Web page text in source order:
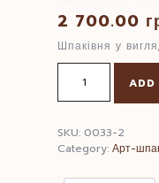
2 700.00
Шпаківня у
Котедж
quantity
SKU: 0033-2
Category: Арт-